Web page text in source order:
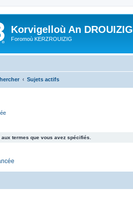
Korvigelloù An DROUIZIG
Foromoù KERZROUIZIG
Sujets actifs
termes que vous avez spécifiés.